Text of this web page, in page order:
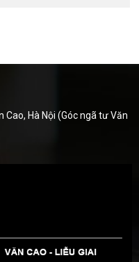
Cao, Hà Nội (Góc ngã tư Văn